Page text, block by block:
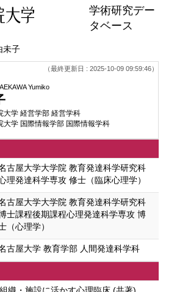
学術研究デー
タベース
未子
（最終更新日 : 2025-10-09 09:59:46）
Yumiko
大学 経営学部 経営学科
大学 国際情報学部 国際情報学科
古屋大学大学院 教育発達科学研究科
理発達科学専攻 修士（臨床心理学）
古屋大学大学院 教育発達科学研究科
士課程後期課程心理発達科学専攻 博
（心理学）
古屋大学 教育学部 人間発達科学科